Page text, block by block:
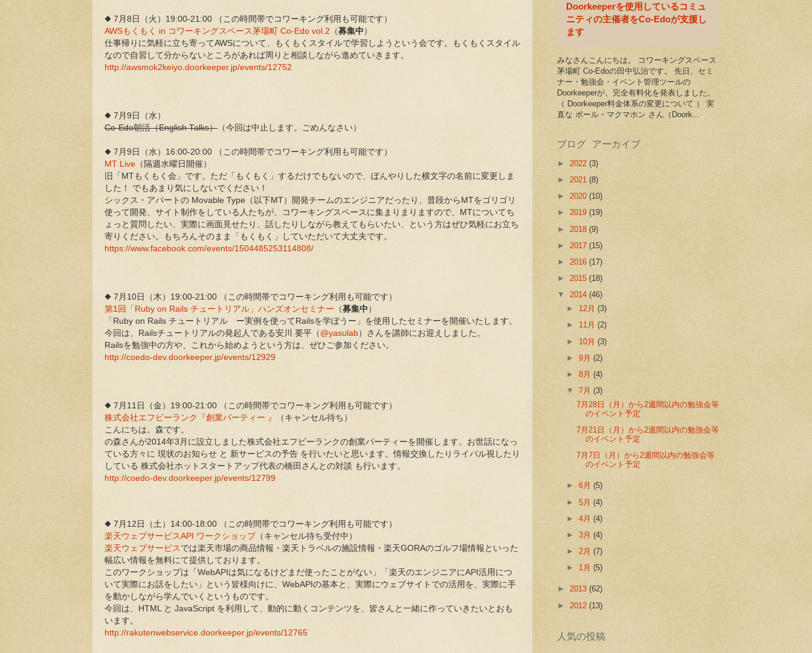
◆ 7月8日（火）19:00-21:00 （この時間帯でコワーキング利用も可能です）
AWSもくもく in コワーキングスペース茅場町 Co-Edo vol.2 （募集中 ）
仕事帰りに気軽に立ち寄ってAWSについて、もくもくスタイルで学習しようという会です。もくもくスタイル
なので自習して分からないところがあれば周りと相談しながら進めていきます。
http://awsmok2keiyo.doorkeeper.jp/events/12752
◆ 7月9日（水）
Co-Edo朝活（English Talks） （今回は中止します。ごめんなさい）
◆ 7月9日（水）16:00-20:00 （この時間帯でコワーキング利用も可能です）
MT Live （隔週水曜日開催）
旧「MTもくもく会」です。ただ「もくもく」するだけでもないので、ぼんやりした横文字の名前に変更しま
した！ でもあまり気にしないでください！
シックス・アパートの Movable Type（以下MT）開発チームのエンジニアだったり、普段からMTをゴリゴリ
使って開発、サイト制作をしている人たちが、コワーキングスペースに集まりまりますので、MTについてち
ょっと質問したい、実際に画面見せたり、話したりしながら教えてもらいたい、という方はぜひ気軽にお立ち
寄りください。もちろんそのまま「もくもく」していただいて大丈夫です。
https://www.facebook.com/events/1504485253114808/
◆ 7月10日（木）19:00-21:00 （この時間帯でコワーキング利用も可能です）
第1回「Ruby on Rails チュートリアル」ハンズオンセミナー （募集中 ）
「Ruby on Rails チュートリアル ー実例を使ってRailsを学ぼうー」を使用したセミナーを開催いたします。
今回は、Railsチュートリアルの発起人である安川 要平（ @yasulab）さんを講師にお迎えしました。
Railsを勉強中の方や、これから始めようという方は、ぜひご参加ください。
http://coedo-dev.doorkeeper.jp/events/12929
◆ 7月11日（金）19:00-21:00 （この時間帯でコワーキング利用も可能です）
株式会社エフビーランク『創業パーティー 』
（キャンセル待ち）
こんにちは。森です。
の森さんが2014年3月に設立しました株式会社エフビーランクの創業パーティーを開催します。お世話になっ
ている方々に 現状のお知らせ と 新サービスの予告 を行いたいと思います。情報交換したりライバル視したり
している 株式会社ホットスタートアップ代表の橋田さんとの対談 も行います。
http://coedo-dev.doorkeeper.jp/events/12799
◆ 7月12日（土）14:00-18:00 （この時間帯でコワーキング利用も可能です）
楽天ウェブサービスAPI ワークショップ（キャンセル待ち受付中）
楽天ウェブサービス では楽天市場の商品情報・楽天トラベルの施設情報・楽天GORAのゴルフ場情報といった
幅広い情報を無料にて提供しております。
このワークショップは「WebAPIは気になるけどまだ使ったことがない」「楽天のエンジニアにAPI活用につ
いて実際にお話をしたい」という皆様向けに、WebAPIの基本と、実際にウェブサイトでの活用を、実際に手
を動かしながら学んでいくというものです。
今回は、HTML と JavaScript を利用して、動的に動くコンテンツを、皆さんと一緒に作っていきたいとおも
います。
http://rakutenwebservice.doorkeeper.jp/events/12765
Doorkeeperを使用しているコミュ
ニティの主催者をCo-Edoが支援し
ます
みなさんこんにちは。 コワーキングスペース
茅場町 Co-Edoの田中弘治です。 先日、セミ
ナー・勉強会・イベント管理ツールの
Doorkeeperが、完全有料化を発表しました。
（ Doorkeeper料金体系の変更について ） 実
直な ポール・マクマホン さん（Doork...
ブログ アーカイブ
► 2022 (3)
► 2021 (8)
► 2020 (10)
► 2019 (19)
► 2018 (9)
► 2017 (15)
► 2016 (17)
► 2015 (18)
▼ 2014 (46)
► 12月(3)
► 11月(2)
► 10月(3)
►9月(2)
►8月(4)
▼7月(3)
7月28日（月）から2週間以内の勉強会等
のイベント予定
7月21日（月）から2週間以内の勉強会等
のイベント予定
7月7日（月）から2週間以内の勉強会等
のイベント予定
►6月(5)
►5月(4)
►4月(4)
►3月(4)
►2月(7)
► 1月(5)
► 2013 (62)
► 2012 (13)
人気の投稿